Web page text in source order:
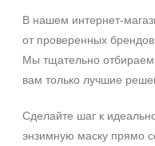
В нашем
от проверенных
Мы тщательно
вам только лучшие
Сделайте шаг к
энзимную маску прямо